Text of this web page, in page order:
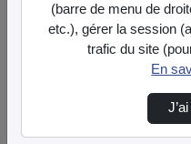
(barre de menu de
etc.), gérer la session
trafic du site
En